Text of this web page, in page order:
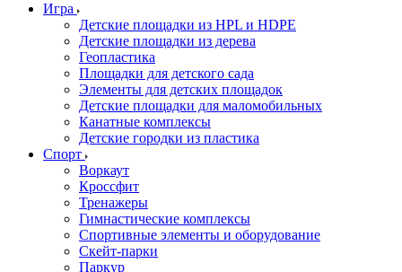
Игра
Детские площадки из HPL и HDPE
Детские площадки из дерева
Геопластика
Площадки для детского сада
Элементы для детских площадок
Детские площадки для маломобильных
Канатные комплексы
Детские городки из пластика
Спорт
Воркаут
Кроссфит
Тренажеры
Гимнастические комплексы
Спортивные элементы и оборудование
Скейт-парки
Паркур